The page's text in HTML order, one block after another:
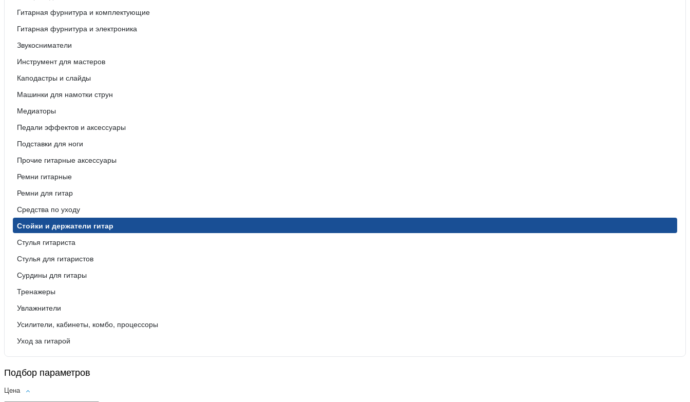
Гитарная фурнитура и комплектующие
Гитарная фурнитура и электроника
Звукосниматели
Инструмент для мастеров
Каподастры и слайды
Машинки для намотки струн
Медиаторы
Педали эффектов и аксессуары
Подставки для ноги
Прочие гитарные аксессуары
Ремни гитарные
Ремни для гитар
Средства по уходу
Стойки и держатели гитар
Стулья гитариста
Стулья для гитаристов
Сурдины для гитары
Тренажеры
Увлажнители
Усилители, кабинеты, комбо, процессоры
Уход за гитарой
Подбор параметров
Цена